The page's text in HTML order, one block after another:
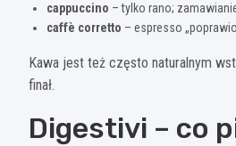
cappuccino – tylko rano;
caffè corretto – espresso
Kawa jest też często naturalnym
finał.
Digestivi – co